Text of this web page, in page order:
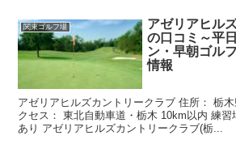
関東ゴルフ場
アゼリアヒル
の口コミ～平
ン・早朝ゴル
情報
アゼリアヒルズカントリークラブ 住所： 栃
クセス： 東北自動車道・栃木 10km以内 練習
あり アゼリアヒルズカントリークラブ(栃...